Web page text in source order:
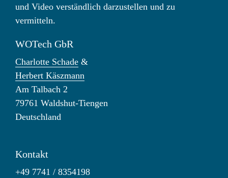
und Video verständlich darzustellen und zu
vermitteln.
WOTech GbR
Charlotte Schade &
Herbert Käszmann
Am Talbach 2
79761 Waldshut-Tiengen
Deutschland
Kontakt
+49 7741 / 8354198